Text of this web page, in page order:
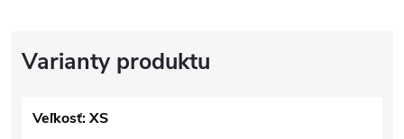
Veľkosť: XS